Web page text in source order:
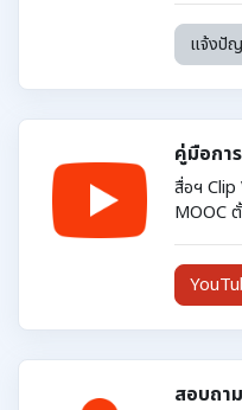
แจ้งปั
คู่มือกา
สื่อฯ Clip
MOOC
สอบถา